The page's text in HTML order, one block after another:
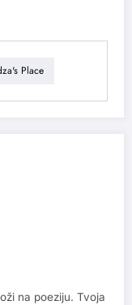
Place
na poeziju. Tvoja